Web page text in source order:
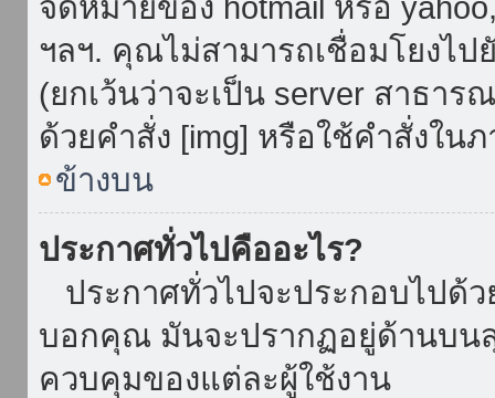
ฯลฯ. คุณไม่สามารถเชื่อมโยงไ
(ยกเว้นว่าจะเป็น server สาธาร
ด้วยคำสั่ง [img] หรือใช้คำสั่งใ
ข้างบน
ประกาศทั่วไปคืออะไร?
ประกาศทั่วไปจะประกอบไปด้
บอกคุณ มันจะปรากฏอยู่ด้านบน
ควบคุมของแต่ละผู้ใช้งาน